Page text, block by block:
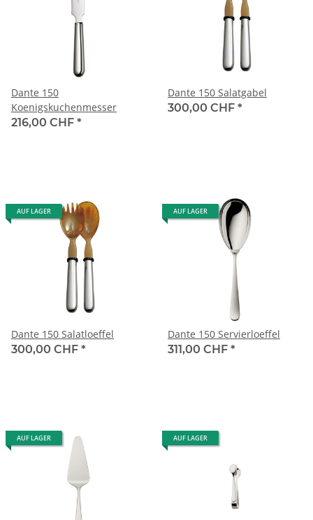
Dante 150
Koenigskuchenmesser
216,00 CHF *
Dante 150 Salatgabel
300,00 CHF *
AUF LAGER
Dante 150 Salatloeffel
300,00 CHF *
AUF LAGER
Dante 150 Servierloeffel
311,00 CHF *
AUF LAGER AUF LAGER